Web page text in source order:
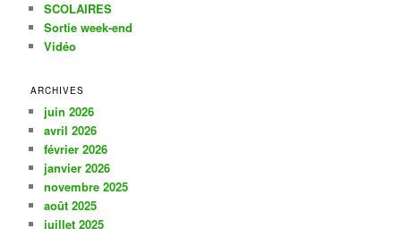
SCOLAIRES
Sortie week-end
Vidéo
ARCHIVES
juin 2026
avril 2026
février 2026
janvier 2026
novembre 2025
août 2025
juillet 2025